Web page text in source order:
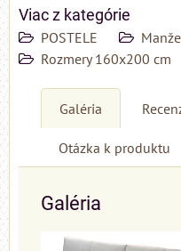
Viac z kategórie
POSTELE
Rozmery 160x200 cm
Galéria
Otázka k produktu
Galéria